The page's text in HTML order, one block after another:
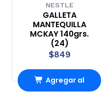
NESTLE
GALLETA
MANTEQUILLA
MCKAY 140grs.
(24)
$849
Agregar al